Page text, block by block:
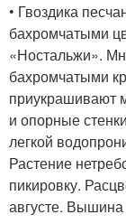
• Гвоздика
бахромчатыми
«Ностальжи».
бахромчатыми
приукрашивают
и опорные
легкой
Растение
пикировку.
августе.